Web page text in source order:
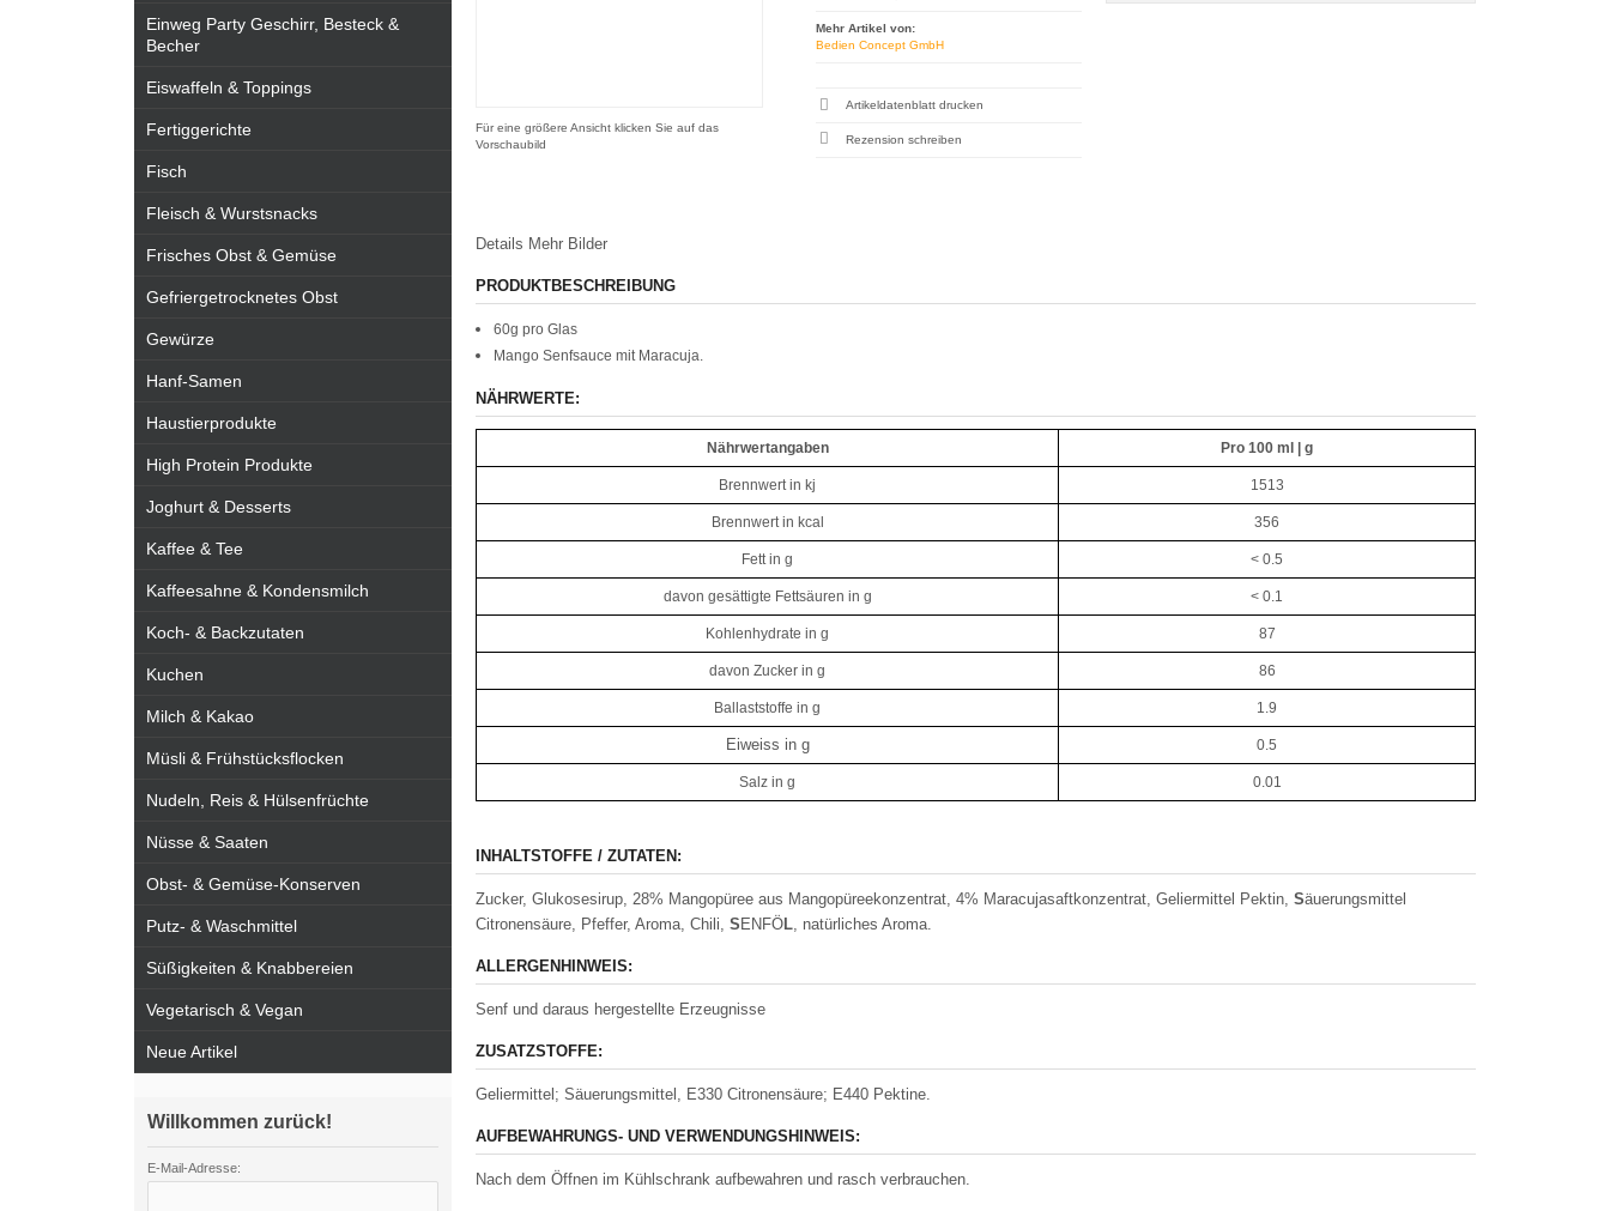
Für eine größere Ansicht klicken Sie auf das
Vorschaubild
Mehr Artikel von:
Bedien Concept GmbH
Artikeldatenblatt drucken
Rezension schreiben
Details Mehr Bilder
PRODUKTBESCHREIBUNG
60g pro Glas
Mango Senfsauce mit Maracuja.
NÄHRWERTE:
Nährwertangaben Pro 100 ml | g
Brennwert in kj 1513
Brennwert in kcal 356
Fett in g < 0.5
davon gesättigte Fettsäuren in g < 0.1
Kohlenhydrate in g 87
davon Zucker in g 86
Ballaststoffe in g 1.9
Eiweiss in g 0.5
Salz in g 0.01
INHALTSTOFFE / ZUTATEN:
Zucker, Glukosesirup, 28% Mangopüree aus Mangopüreekonzentrat, 4% Maracujasaftkonzentrat, Geliermittel Pektin, Säuerungsmittel
Citronensäure, Pfeffer, Aroma, Chili, S ENFÖL, natürliches Aroma.
ALLERGENHINWEIS:
Senf und daraus hergestellte Erzeugnisse
ZUSATZSTOFFE:
Geliermittel; Säuerungsmittel, E330 Citronensäure; E440 Pektine.
AUFBEWAHRUNGS- UND VERWENDUNGSHINWEIS:
Nach dem Öffnen im Kühlschrank aufbewahren und rasch verbrauchen.
Einweg Party Geschirr, Besteck &
Becher
Eiswaffeln & Toppings
Fertiggerichte
Fisch
Fleisch & Wurstsnacks
Frisches Obst & Gemüse
Gefriergetrocknetes Obst
Gewürze
Hanf-Samen
Haustierprodukte
High Protein Produkte
Joghurt & Desserts
Kaffee & Tee
Kaffeesahne & Kondensmilch
Koch- & Backzutaten
Kuchen
Milch & Kakao
Müsli & Frühstücksflocken
Nudeln, Reis & Hülsenfrüchte
Nüsse & Saaten
Obst- & Gemüse-Konserven
Putz- & Waschmittel
Süßigkeiten & Knabbereien
Vegetarisch & Vegan
Neue Artikel
Willkommen zurück!
E-Mail-Adresse: